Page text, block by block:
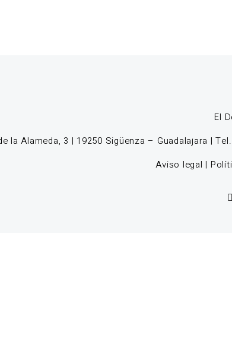
El
la Alameda, 3 | 19250 Sigüenza – Guadalajara |
Aviso legal |